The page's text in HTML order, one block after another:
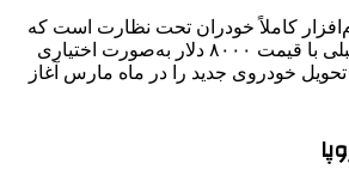
کاملاً خودران تحت نظارت است که
در خودروهای مدل Y قبلی با قیمت ۸۰۰۰ دلار به‌صورت اختیاری
خودروی جدید را در ماه مارس آغاز